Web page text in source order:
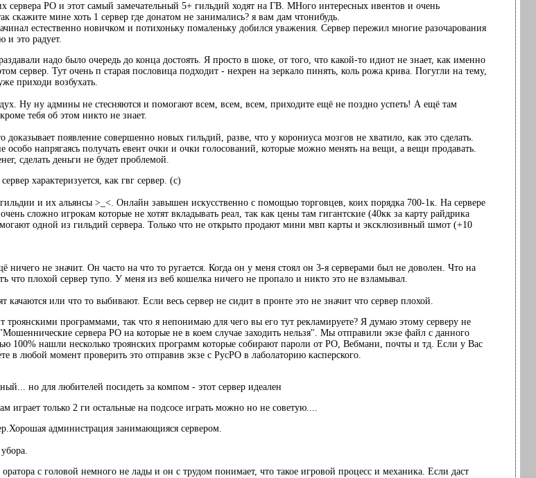
РО и этот самый замечательный 5+ гильдий ходят на ГВ. МНого интересных ивентов и очень
скажите мине хоть 1 сервер где донатом не занимались? я вам дам чтонибудь.
естественно новичком и потихоньку помаленьку добился уважения. Сервер пережил многие разочарования
и это радует.
надо было очередь до конца достоять. Я просто в шоке, от того, что какой-то идиот не знает, как именно
сервер. Тут очень п старая пословица подходит - нехрен на зеркало пинять, коль рожа крива. Погугли на тему,
приходи возбухать.
Ну ну админы не стесняются и помогают всем, всем, всем, приходите ещё не поздно успеть! А ещё там
тебя об этом никто не знает.
доказывает появление совершенно новых гильдий, разве, что у корониуса мозгов не хватило, как это сделать.
напрягаясь получать евент очки и очки голосований, которые можно менять на вещи, а вещи продавать.
сделать деньги не будет проблемой.
характеризуется, как гвг сервер. (c)
и их альянсы >_<. Онлайн завышен искусственно с помощью торговцев, коих порядка 700-1к. На сервере
сложно игрокам которые не хотят вкладывать реал, так как цены там гигантские (40кк за карту райдрика
одной из гильдий сервера. Только что не открыто продают мини мвп карты и эксклюзивный шмот (+10
ничего не значит. Он часто на что то ругается. Когда он у меня стоял он 3-я серверами был не доволен. Что на
что плохой сервер тупо. У меня из веб кошелка ничего не пропало и никто это не взламывал.
качаются или что то выбивают. Если весь сервер не сидит в пронте это не значит что сервер плохой.
программами, так что я непонимаю для чего вы его тут рекламируете? Я думаю этому серверу не
сервера РО на которые не в коем случае заходить нельзя". Мы отправили экзе файл с данного
100% нашли несколько троянских программ которые собирают пароли от РО, Вебмани, почты и тд. Если у Вас
в любой момент проверить это отправив экзе с РусРО в лаболаторию касперского.
но для любителей посидеть за компом - этот сервер идеален
играет только 2 ги остальные на подсосе играть можно но не советую....
администрация занимающияся сервером.
с головой немного не лады и он с трудом понимает, что такое игровой процесс и механика. Если даст